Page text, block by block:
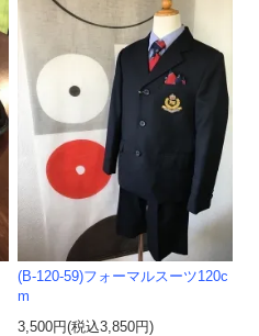
(B-120-59)フォーマルスーツ120c
m
3,500円(税込3,850円)